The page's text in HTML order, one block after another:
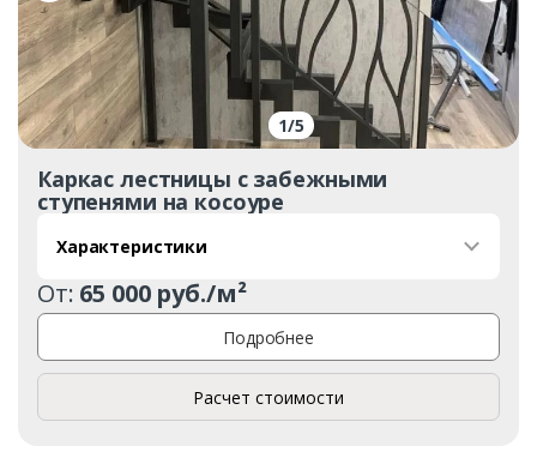
1/5
Каркас лестницы с забежными
ступенями на косоуре
Характеристики
От: 65 000 руб./м²
Подробнее
Расчет стоимости